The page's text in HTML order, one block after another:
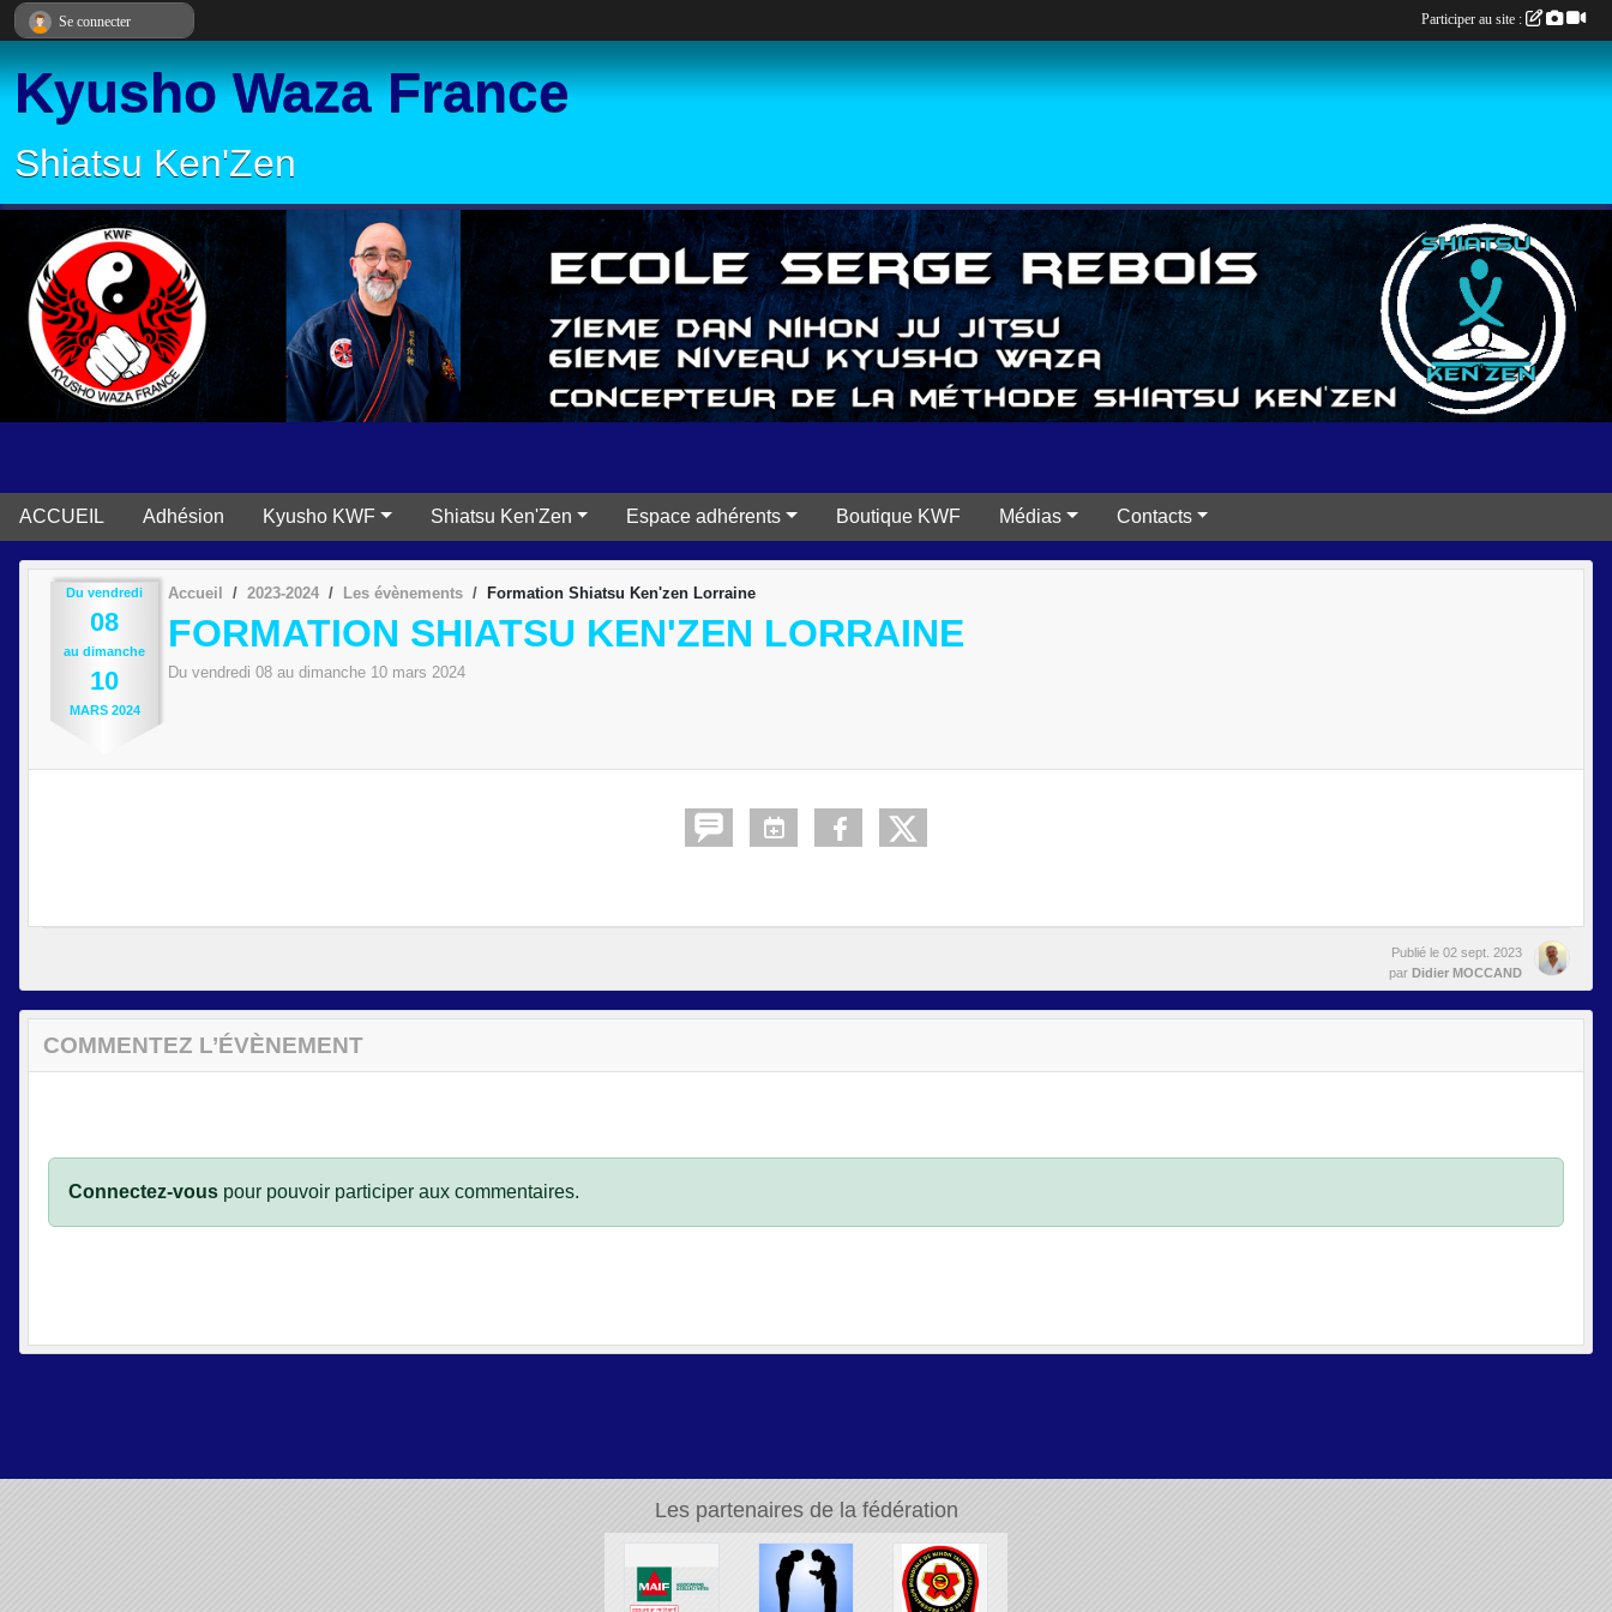
Kyusho Waza France
Shiatsu Ken'Zen
ACCUEIL Adhésion Kyusho KWF Shiatsu Ken'Zen Espace adhérents Boutique KWF Médias Contacts
Du vendredi
08
au dimanche
10
MARS 2024
Accueil 2023-2024 Les évènements Formation Shiatsu Ken'zen Lorraine
FORMATION SHIATSU KEN'ZEN LORRAINE
Du vendredi 08 au dimanche 10 mars 2024
Publié le 02 sept. 2023
par Didier MOCCAND
COMMENTEZ L’ÉVÈNEMENT
Connectez-vous pour pouvoir participer aux commentaires.
Les partenaires de la fédération
Se connecter Participer au site :
Panneau de gestion des cookies